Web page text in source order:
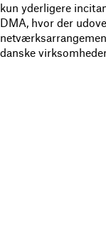
kun yderligere
DMA, hvor der
danske